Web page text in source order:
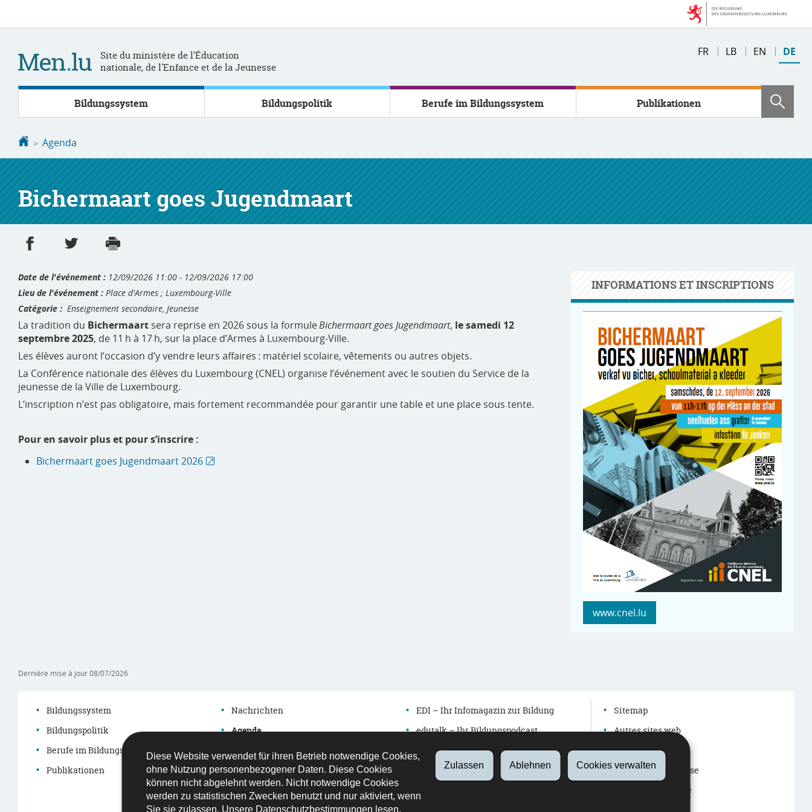
Diese Website verwendet für ihren Betrieb notwendige Cookies,
ohne Nutzung personenbezogener Daten. Diese Cookies
können nicht abgelehnt werden. Nicht notwendige Cookies
werden zu statistischen Zwecken benutzt und nur aktiviert, wenn
Sie sie zulassen. Unsere Datenschutzbestimmungen lesen.
Zulassen Ablehnen Cookies verwalten
Site du ministère de l'Éducation
nationale, de l'Enfance et de la Jeunesse
Changer
FR LB EN DE
Bildungssystem Bildungspolitik Berufe im Bildungssystem Publikationen
Startseite
Agenda
Bichermaart goes Jugendmaart
Partager sur Facebook
Partager sur Twitter
Date de l'événement : 12/09/2026 11:00 - 12/09/2026 17:00
Lieu de l'événement : Place d'Armes ; Luxembourg-Ville
Catégorie : Enseignement secondaire, Jeunesse
La tradition du Bichermaart sera reprise en 2026 sous la formuleBichermaart goes Jugendmaart, le samedi 12
septembre 2025, de 11 h à 17 h, sur la place d’Armes à Luxembourg-Ville.
Les élèves auront l’occasion d’y vendre leurs affaires : matériel scolaire, vêtements ou autres objets.
La Conférence nationale des élèves du Luxembourg (CNEL) organise l’événement avec le soutien du Service de la
jeunesse de la Ville de Luxembourg.
L’inscription n’est pas obligatoire, mais fortement recommandée pour garantir une table et une place sous tente.
Pour en savoir plus et pour s’inscrire :
Bichermaart goes Jugendmaart 2026
INFORMATIONS ET INSCRIPTIONS
www.cnel.lu
Dernière mise à jour08/07/2026
Navigationsmenü
Bildungssystem
Bildungspolitik
Berufe im Bildungssystem
Publikationen
Nachrichten
Agenda
Themen
Démarches
Gesetzgebung
EDI – Ihr Infomagazin zur Bildung
edutalk – Ihr Bildungspodcast
Newsletter
Verzeichnis
Sitemap
Autres sites web
Barrierefreiheit
Rechtliche Hinweise
Über diese Website